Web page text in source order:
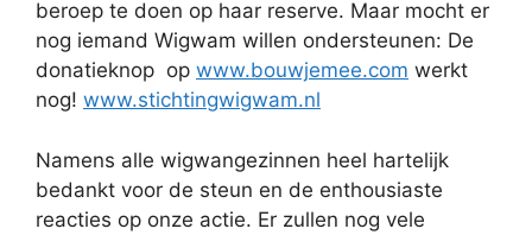
beroep te doen op haar reserve. Maar mocht er
nog iemand Wigwam willen ondersteunen: De
donatieknop op www.bouwjemee.com werkt
nog! www.stichtingwigwam.nl
Namens alle wigwangezinnen heel hartelijk
bedankt voor de steun en de enthousiaste
reacties op onze actie. Er zullen nog vele